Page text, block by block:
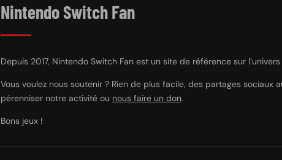
Nintendo Switch Fan
Depuis 2017, Nintendo Switch Fan est un site de référence sur
Vous voulez nous soutenir ? Rien de plus facile, des partages sociaux
pérenniser notre activité ou nous faire un don.
Bons jeux !